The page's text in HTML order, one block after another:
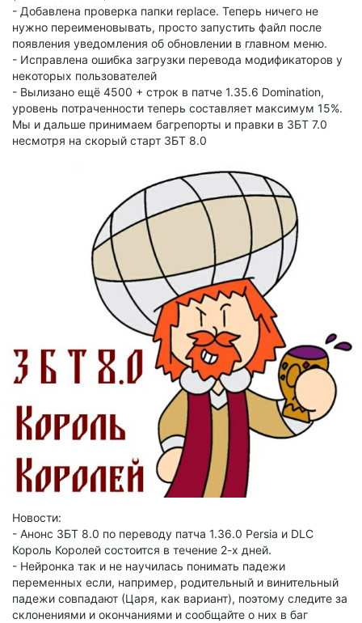
- Добавлена проверка папки replace. Теперь ничего не
нужно переименовывать, просто запустить файл после
появления уведомления об обновлении в главном меню.
- Исправлена ошибка загрузки перевода модификаторов у
некоторых пользователей
- Вылизано ещё 4500 + строк в патче 1.35.6 Domination,
уровень потраченности теперь составляет максимум 15%.
Мы и дальше принимаем багрепорты и правки в ЗБТ 7.0
несмотря на скорый старт ЗБТ 8.0
Новости:
- Анонс ЗБТ 8.0 по переводу патча 1.36.0 Persia и DLC
Король Королей состоится в течение 2-х дней.
- Нейронка так и не научилась понимать падежи
переменных если, например, родительный и винительный
падежи совпадают (Царя, как вариант), поэтому следите за
склонениями и окончаниями и сообщайте о них в баг